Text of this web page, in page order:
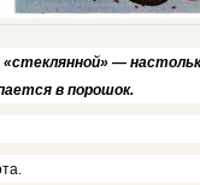
—
в порошок.